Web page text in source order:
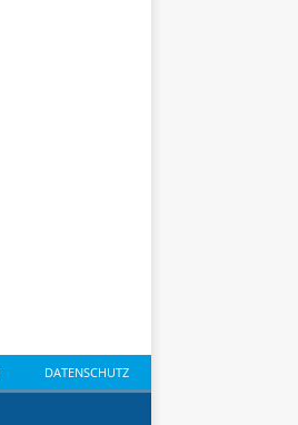
DATENSCHUTZ